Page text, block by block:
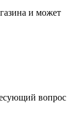
и может
вопрос